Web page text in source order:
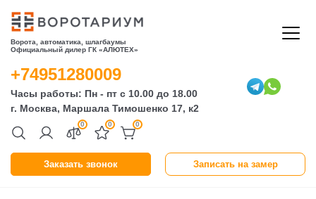
Ворота, автоматика, шлагбаумы
Официальный дилер ГК «АЛЮТЕХ»
Заказать звонок Записать на замер
0 0 0
+74951280009
Часы работы: Пн - пт с 10.00 до 18.00
г. Москва, Маршала Тимошенко 17, к2